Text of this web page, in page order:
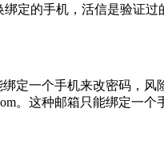
定的手机，活信是验证
定一个手机来改密码，
。这种邮箱只能绑定一